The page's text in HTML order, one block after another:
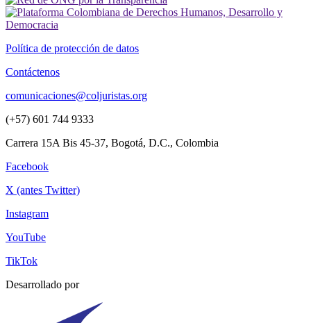
Política de protección de datos
Contáctenos
comunicaciones@coljuristas.org
(+57) 601 744 9333
Carrera 15A Bis 45-37, Bogotá, D.C., Colombia
Facebook
X (antes Twitter)
Instagram
YouTube
TikTok
Desarrollado por